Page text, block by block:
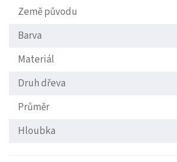
Země původu
Barva
Materiál
Druh dřeva
Průměr
Hloubka